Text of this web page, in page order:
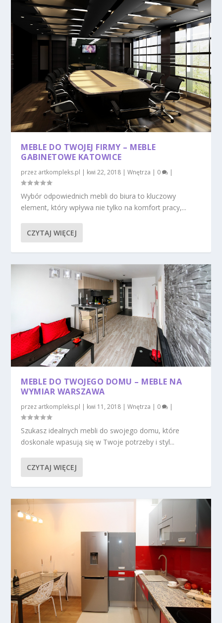
MEBLE DO TWOJEJ FIRMY – MEBLE
GABINETOWE KATOWICE
przez artkompleks.pl | kwi 22, 2018 |Wnętrza | 0 |
Wybór odpowiednich mebli do biura to kluczowy
element, który wpływa nie tylko na komfort pracy,...
CZYTAJ WIĘCEJ
MEBLE DO TWOJEGO DOMU – MEBLE NA
WYMIAR WARSZAWA
przez artkompleks.pl | kwi 11, 2018 |Wnętrza | 0 |
Szukasz idealnych mebli do swojego domu, które
doskonale wpasują się w Twoje potrzeby i styl...
CZYTAJ WIĘCEJ